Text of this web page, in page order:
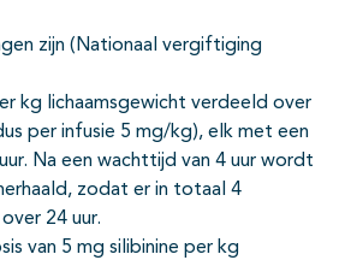
zijn (Nationaal vergiftiging
kg lichaamsgewicht verdeeld over
per infusie 5 mg/kg), elk met een
Na een wachttijd van 4 uur wordt
zodat er in totaal 4
24 uur.
van 5 mg silibinine per kg